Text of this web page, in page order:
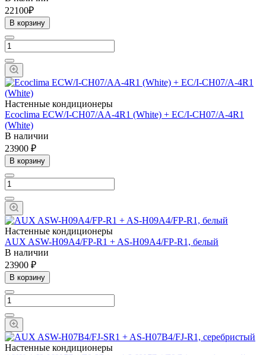
22100₽
В корзину
Настенные кондиционеры
Ecoclima ECW/I-СH07/AA-4R1 (White) + EC/I-CH07/A-4R1
(White)
В наличии
23900 ₽
В корзину
Настенные кондиционеры
AUX ASW-H09A4/FP-R1 + AS-H09A4/FP-R1, белый
В наличии
23900 ₽
В корзину
Настенные кондиционеры